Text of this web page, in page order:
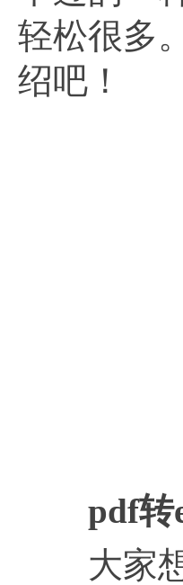
轻松很多
绍吧！
pdf转
大家想